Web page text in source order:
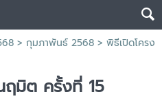
> กุมภาพันธ์ 2568> พิธีเปิดโครง
ฤมิต ครั้งที่ 15